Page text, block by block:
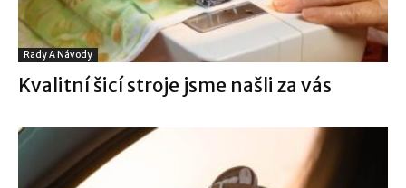
Rady A Návody
Kvalitní šicí stroje jsme našli za vás